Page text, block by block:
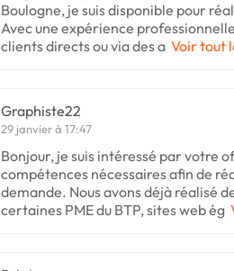
Boulogne, je suis disponible pour
Avec une expérience
clients directs ou via des a Voir tout
Graphiste22
29 janvier à 17:47
Bonjour, je suis intéressé par votre
compétences nécessaires afin de
demande. Nous avons déjà réalisé
certaines PME du BTP, sites web ég